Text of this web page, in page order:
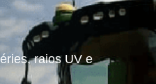
raios UV e